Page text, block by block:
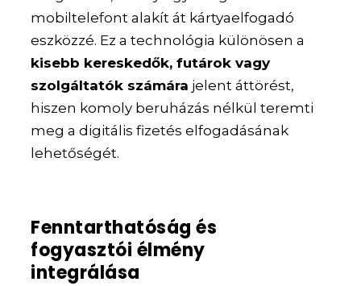
mobiltelefont alakít át kártyaelfogadó
eszközzé. Ez a technológia különösen a
kisebb kereskedők, futárok vagy
szolgáltatók számára jelent áttörést,
hiszen komoly beruházás nélkül teremti
meg a digitális fizetés elfogadásának
lehetőségét.
Fenntarthatóság és
fogyasztói élmény
integrálása